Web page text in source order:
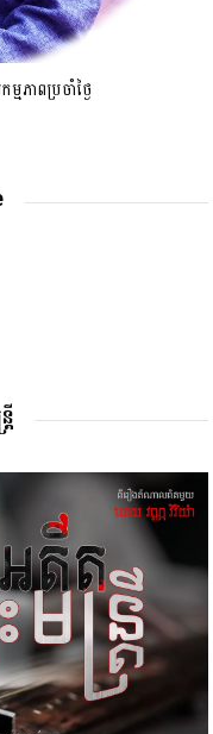
ភាពប្រចាំថ្ងៃ